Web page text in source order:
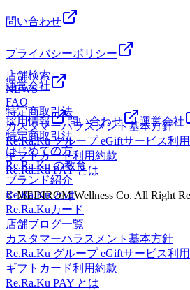
問い合わせ
プライバシーポリシー
運営会社
特定商取引法
カスタマーハラスメント基本方針
Re.Ra.Ku グループ eGiftサービス利
ギフトカード利用約款
Re.Ra.Ku PAY とは
© MEDIROM Wellness Co. All Right
店舗検索
NEWS
FAQ
採用情報
問い合わせ 運営会社
特定商取引法
はじめての方
Re.Ra.Ku の教育
ブランド紹介
Re.Ra.Ku とは
Re.Ra.Kuカード
店舗ブログ一覧
カスタマーハラスメント基本方針
Re.Ra.Ku グループ eGiftサービス利
ギフトカード利用約款
Re.Ra.Ku PAY とは